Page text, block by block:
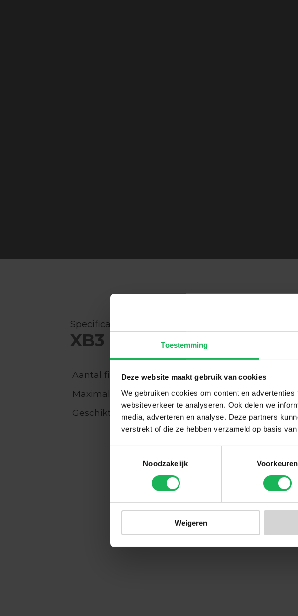
Toestemming
Deze website maakt gebruik van cookies
We gebruiken cookies om content en
websiteverkeer te analyseren. Ook delen we
media, adverteren en analyse. Deze partners
verstrekt of die ze hebben verzameld op basis
Noodzakelijk
Voorkeuren
Weigeren
Specificaties van de
XB3 extra fietsadapter
Aantal fietsen
Maximale belasting
Geschikt voor
S40011-S40016